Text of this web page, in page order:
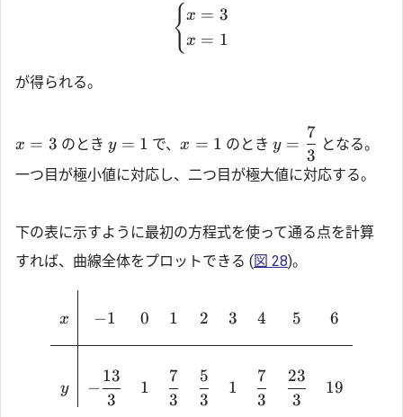
{ x = 3
x = 1
が得られる。
x = 3 のとき y = 1 で、x = 1 のとき y =
3
7
となる。
一つ目が極小値に対応し、二つ目が極大値に対応する。
下の表に示すように最初の方程式を使って通る点を計算
すれば、曲線全体をプロットできる (図 28)。
x
y
−1
−
3
13
0
1
1
3
7
2
3
5
3
1
4
3
7
5
3
23
6
19